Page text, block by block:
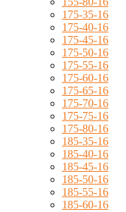
175-35-16
175-40-16
175-45-16
175-50-16
175-55-16
175-60-16
175-65-16
175-70-16
175-75-16
175-80-16
185-35-16
185-40-16
185-45-16
185-50-16
185-55-16
185-60-16